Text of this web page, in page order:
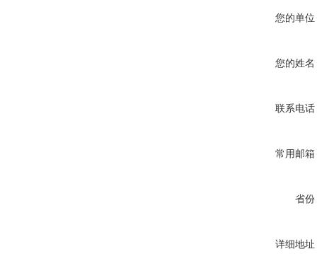
您的单位
您的姓名
联系电话
常用邮箱
省份
详细地址